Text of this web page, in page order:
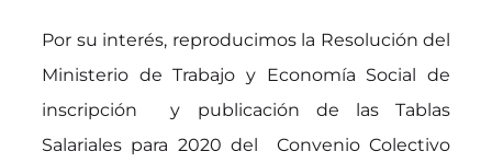
Por su interés, reproducimos la Resolución del
Ministerio de Trabajo y Economía Social de
inscripción y publicación de las Tablas
Salariales para 2020 del Convenio Colectivo